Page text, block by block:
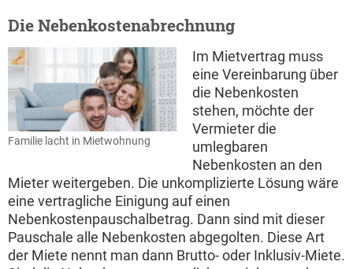
Die Nebenkostenabrechnung
Familie lacht in Mietwohnung
Im Mietvertrag muss
eine Vereinbarung über
die Nebenkosten
stehen, möchte der
Vermieter die
umlegbaren
Nebenkosten an den
Mieter weitergeben. Die unkomplizierte Lösung wäre
eine vertragliche Einigung auf einen
Nebenkostenpauschalbetrag. Dann sind mit dieser
Pauschale alle Nebenkosten abgegolten. Diese Art
der Miete nennt man dann Brutto- oder Inklusiv-Miete.